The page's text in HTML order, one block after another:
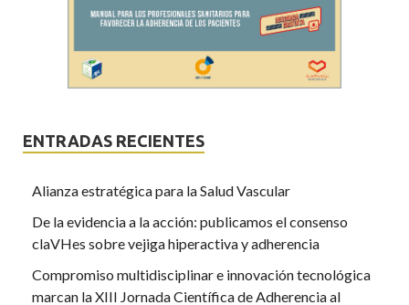
ENTRADAS RECIENTES
Alianza estratégica para la Salud Vascular
De la evidencia a la acción: publicamos el consenso
claVHes sobre vejiga hiperactiva y adherencia
Compromiso multidisciplinar e innovación tecnológica
marcan la XIII Jornada Científica de Adherencia al